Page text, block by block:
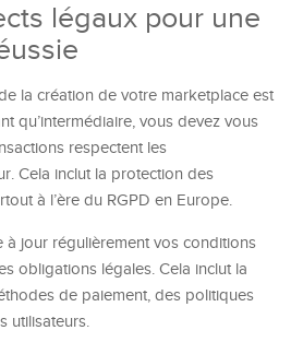
légaux pour une
la création de votre marketplace est
qu’intermédiaire, vous devez vous
respectent les
Cela inclut la protection des
à l’ère du RGPD en Europe.
à jour régulièrement vos conditions
obligations légales. Cela inclut la
de paiement, des politiques
utilisateurs.